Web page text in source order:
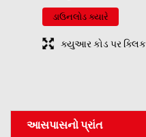
ડાઉનલોડ ક્યારે
ક્યુઆર કોડ પર ક્લિક
આસપાસનો પ્રાંત